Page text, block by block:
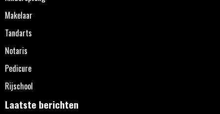
Makelaar
Tandarts
Notaris
Pedicure
Rijschool
Laatste berichten